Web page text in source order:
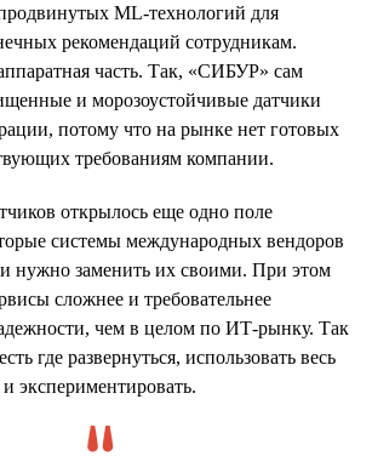
ML-технологий для
рекомендаций сотрудникам.
часть. Так, «СИБУР» сам
и морозоустойчивые датчики
потому что на рынке нет готовых
требованиям компании.
открылось еще одно поле
системы международных вендоров
нужно заменить их своими. При этом
сложнее и требовательнее
чем в целом по ИТ-рынку. Так
где развернуться, использовать весь
экспериментировать.